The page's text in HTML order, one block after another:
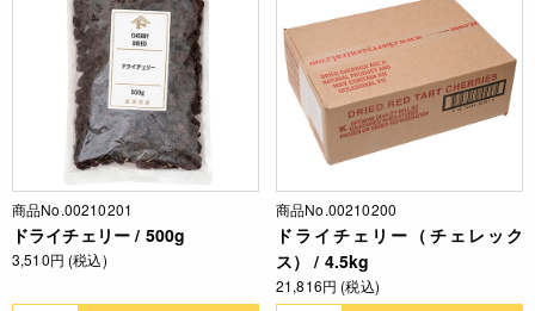
商品No.00210201
ドライチェリー / 500g
3,510円 (税込)
商品No.00210200
ドライチェリー（チェレック
ス） / 4.5kg
21,816円 (税込)